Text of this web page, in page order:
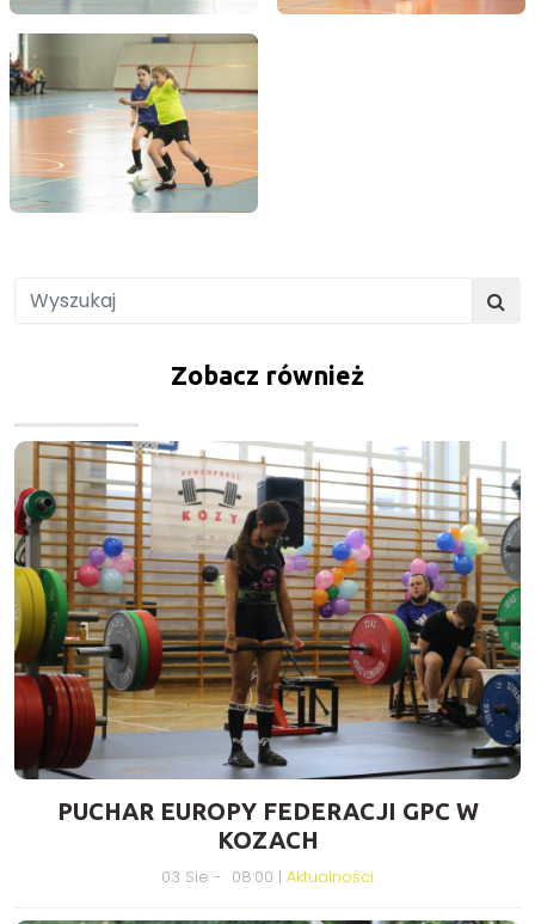
Zobacz również
PUCHAR EUROPY FEDERACJI GPC W
KOZACH
03 Sie - 08:00 | Aktualności